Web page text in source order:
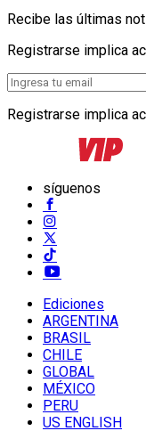
Recibe las últimas
Registrarse implica
Registrarse implica
síguenos
Ediciones
ARGENTINA
BRASIL
CHILE
GLOBAL
MÉXICO
PERU
US ENGLISH